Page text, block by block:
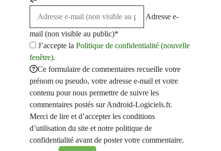
Adresse e-
mail (non visible au public)*
J’accepte la Politique de confidentialité (nouvelle
fenêtre).
Ce formulaire de commentaires recueille votre
prénom ou pseudo, votre adresse e-mail et votre
contenu pour nous permettre de suivre les
commentaires postés sur Android-Logiciels.fr.
Merci de lire et d’accepter les conditions
d’utilisation du site et notre politique de
confidentialité avant de poster votre commentaire.